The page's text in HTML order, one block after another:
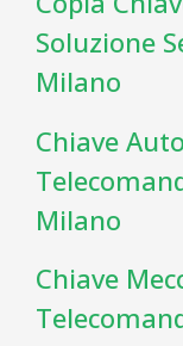
Soluzione
Milano
Chiave
Milano
Chiave